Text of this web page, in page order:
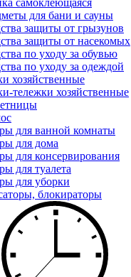
самоклеющаяся
для бани и сауны
защиты от грызунов
защиты от насекомых
по уходу за обувью
по уходу за одеждой
хозяйственные
тележки хозяйственные
для ванной комнаты
для дома
для консервирования
для туалета
для уборки
блокираторы